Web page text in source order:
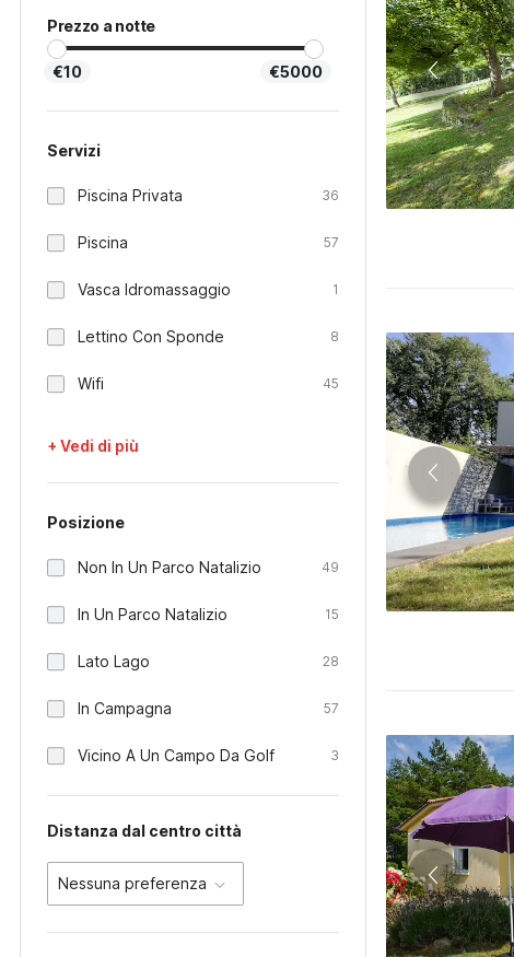
Prezzo a notte
€10 €5000
Servizi
Piscina Privata 36
Piscina 57
Vasca Idromassaggio 1
Lettino Con Sponde 8
Wifi 45
+ Vedi di più
Posizione
Non In Un Parco Natalizio 49
In Un Parco Natalizio 15
Lato Lago 28
In Campagna 57
Vicino A Un Campo Da Golf 3
Distanza dal centro città
Nessuna preferenza